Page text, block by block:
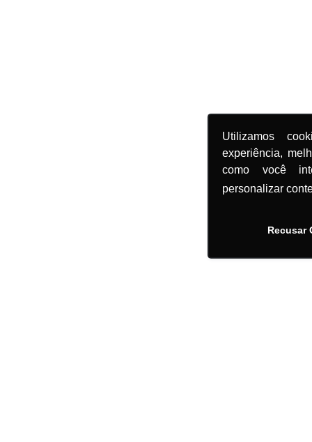
Utilizamos
experiência,
como você
personalizar
Recusar